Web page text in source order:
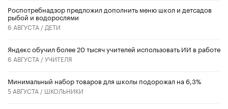
Роспотребнадзор предложил дополнить меню школ и детсадов
рыбой и водорослями
6 АВГУСТА / ДЕТИ
​Яндекс обучил более 20 тысяч учителей использовать ИИ в работе
6 АВГУСТА /УЧИТЕЛЯ
Минимальный набор товаров для школы подорожал на 6,3%
5 АВГУСТА / ШКОЛЬНИКИ